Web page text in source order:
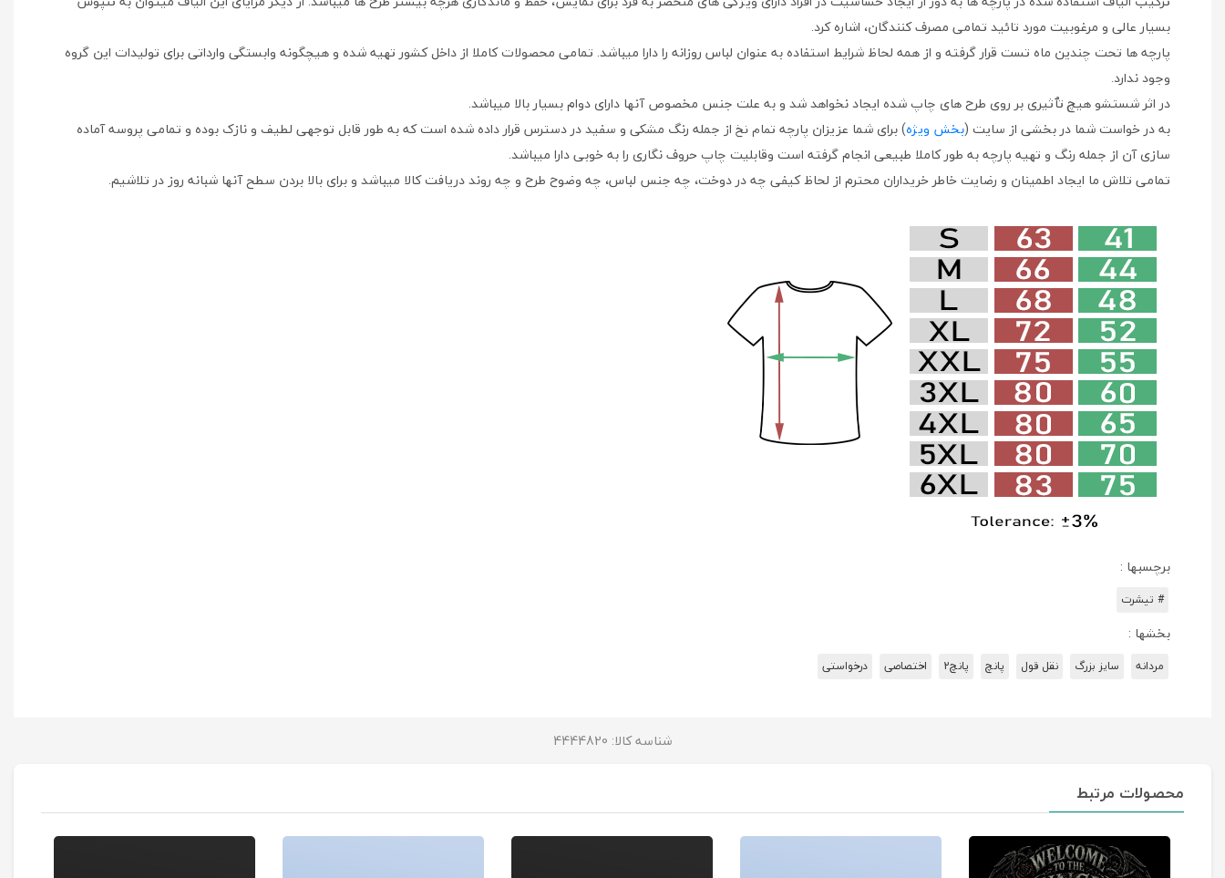
بسیار عالی و مرغوبیت مورد تائید تمامی مصرف کنندگان، اشاره کرد.
پارچه ها تحت چندین ماه تست قرار گرفته و از همه لحاظ شرایط استفاده به عنوان لباس روزانه را دارا میباشد. تمامی محصولات کاملا از داخل کشور تهیه شده و هیچگونه وابستگی وارداتی برای تولیدات این گروه
وجود ندارد.
در اثر شستشو هیچ تٱثیری بر روی طرح های چاپ شده ایجاد نخواهد شد و به علت جنس مخصوص آنها دارای دوام بسیار بالا میباشد.
به در خواست شما در بخشی از سایت (بخش ویژه) برای شما عزیزان پارچه تمام نخ از جمله رنگ مشکی و سفید در دسترس قرار داده شده است که به طور قابل توجهی لطیف و نازک بوده و تمامی پروسه آماده
سازی آن از جمله رنگ و تهیه پارچه به طور کاملا طبیعی انجام گرفته است وقابلیت چاپ حروف نگاری را به خوبی دارا میباشد.
تمامی تلاش ما ایجاد اطمینان و رضایت خاطر خریداران محترم از لحاظ کیفی چه در دوخت، چه جنس لباس، چه وضوح طرح و چه روند دریافت کالا میباشد و برای بالا بردن سطح آنها شبانه روز در تلاشیم.
برچسبها :
# تیشرت
بخشها :
مردانه سایز بزرگ نقل قول پانچ پانچ2 اختصاصی درخواستی
شناسه کالا: 4444820
محصولات مرتبط